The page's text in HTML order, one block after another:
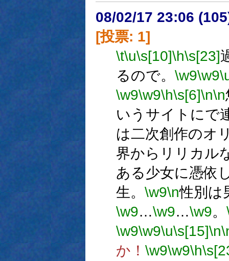
08/02/17 23:06
[投票: 1]
\t\u\s[10]\h\s[23]
るので。 \w9\w9
\w9\w9\h\s[6]\n\n
いうサイトにで
は二次創作のオ
界からリリカル
ある少女に憑依
生。 \w9\n性別は
\w9…\w9…\w9。
\w9\w9\u\s[15]\n
か！ \w9\w9\h